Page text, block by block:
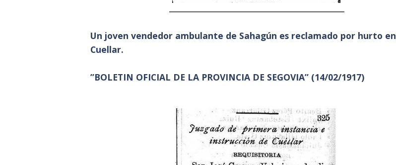
Un joven vendedor ambulante de Sahagún es reclamado por hurto en
Cuellar.
”BOLETIN OFICIAL DE LA PROVINCIA DE SEGOVIA” (14/02/1917)